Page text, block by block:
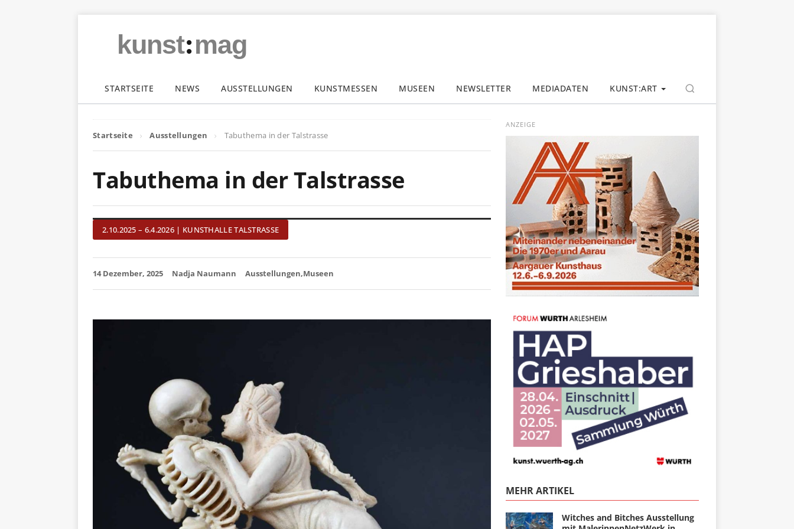
kunst:mag
STARTSEITE NEWS AUSSTELLUNGEN KUNSTMESSEN MUSEEN NEWSLETTER MEDIADATEN KUNST:ART
Startseite Ausstellungen Tabuthema in der Talstrasse
Tabuthema in der Talstrasse
2.10.2025 – 6.4.2026 | KUNSTHALLE TALSTRASSE
14 Dezember, 2025 Nadja Naumann Ausstellungen Museen
ANZEIGE
MEHR ARTIKEL
Witches and Bitches Ausstellung